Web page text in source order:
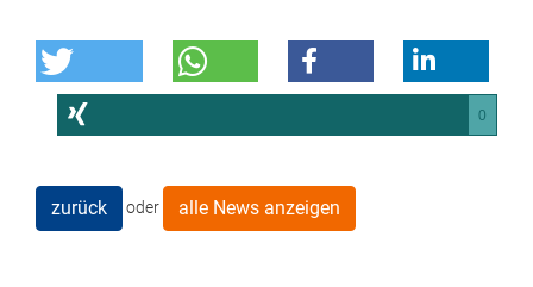
0
zurück oder alle News anzeigen